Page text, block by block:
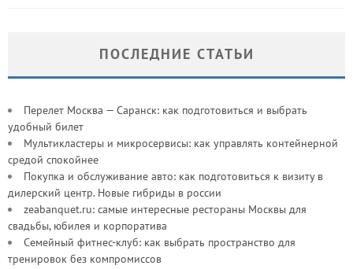
ПОСЛЕДНИЕ СТАТЬИ
Перелет Москва — Саранск: как подготовиться и выбрать
удобный билет
Мультикластеры и микросервисы: как управлять контейнерной
средой спокойнее
Покупка и обслуживание авто: как подготовиться к визиту в
дилерский центр. Новые гибриды в россии
zeabanquet.ru: самые интересные рестораны Москвы для
свадьбы, юбилея и корпоратива
Семейный фитнес-клуб: как выбрать пространство для
тренировок без компромиссов